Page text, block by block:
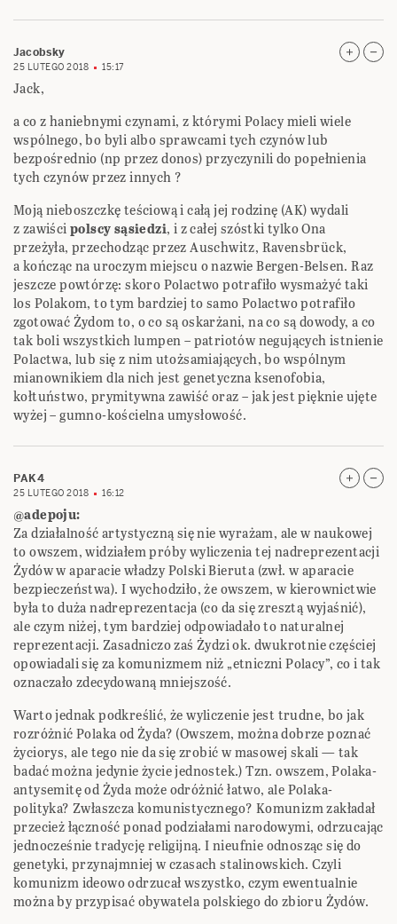
Jacobsky
25 LUTEGO 2018 15:17
Jack,
a co z haniebnymi czynami, z którymi Polacy mieli wiele
wspólnego, bo byli albo sprawcami tych czynów lub
bezpośrednio (np przez donos) przyczynili do popełnienia
tych czynów przez innych ?
Moją nieboszczkę teściową i całą jej rodzinę (AK) wydali
z zawiścipolscy sąsiedzi, i z całej szóstki tylko Ona
przeżyła, przechodząc przez Auschwitz, Ravensbrück,
a kończąc na uroczym miejscu o nazwie Bergen-Belsen. Raz
jeszcze powtórzę: skoro Polactwo potrafiło wysmażyć taki
los Polakom, to tym bardziej to samo Polactwo potrafiło
zgotować Żydom to, o co są oskarżani, na co są dowody, a co
tak boli wszystkich lumpen – patriotów negujących istnienie
Polactwa, lub się z nim utożsamiających, bo wspólnym
mianownikiem dla nich jest genetyczna ksenofobia,
kołtuństwo, prymitywna zawiść oraz – jak jest pięknie ujęte
wyżej – gumno-kościelna umysłowość.
PAK4
25 LUTEGO 2018 16:12
@adepoju:
Za działalność artystyczną się nie wyrażam, ale w naukowej
to owszem, widziałem próby wyliczenia tej nadreprezentacji
Żydów w aparacie władzy Polski Bieruta (zwł. w aparacie
bezpieczeństwa). I wychodziło, że owszem, w kierownictwie
była to duża nadreprezentacja (co da się zresztą wyjaśnić),
ale czym niżej, tym bardziej odpowiadało to naturalnej
reprezentacji. Zasadniczo zaś Żydzi ok. dwukrotnie częściej
opowiadali się za komunizmem niż „etniczni Polacy”, co i tak
oznaczało zdecydowaną mniejszość.
Warto jednak podkreślić, że wyliczenie jest trudne, bo jak
rozróżnić Polaka od Żyda? (Owszem, można dobrze poznać
życiorys, ale tego nie da się zrobić w masowej skali — tak
badać można jedynie życie jednostek.) Tzn. owszem, Polaka-
antysemitę od Żyda może odróżnić łatwo, ale Polaka-
polityka? Zwłaszcza komunistycznego? Komunizm zakładał
przecież łączność ponad podziałami narodowymi, odrzucając
jednocześnie tradycję religijną. I nieufnie odnosząc się do
genetyki, przynajmniej w czasach stalinowskich. Czyli
komunizm ideowo odrzucał wszystko, czym ewentualnie
można by przypisać obywatela polskiego do zbioru Żydów.